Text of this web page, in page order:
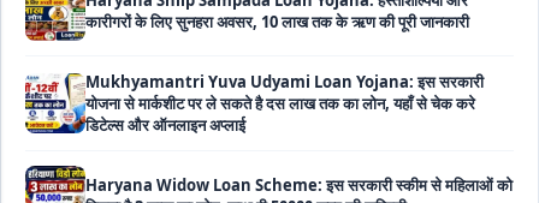
Mukhyamantri Yuva Udyami Loan Yojana: इस सरकारी
योजना से मार्कशीट पर ले सकते है दस लाख तक का लोन, यहाँ से चेक करे
Haryana Widow Loan Scheme: इस सरकारी स्कीम से महिलाओं को
मिलता है 3 लाख का लोन, साथ ही 50000 रूपए की सब्सिडी